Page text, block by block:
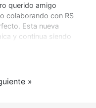
querido amigo
colaborando con RS
Esta nueva
y continua siendo
»